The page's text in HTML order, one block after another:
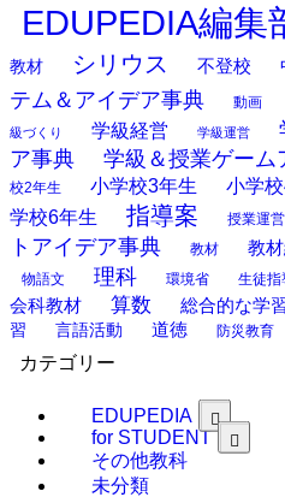
EDUPEDIA編集
教材
シリウス 不登校
テム＆アイデア事典
動画
級づくり 学級経営 学級運営
ア事典
学級＆授業ゲーム
校2年生
小学校3年生 小学
学校6年生
指導案 授業運営
トアイデア事典
教材 教
物語文 理科 環境省 生徒指
会科教材
算数 総合的な学
習
言語活動 道徳 防災教育
カテゴリー
EDUPEDIA
for STUDENT
その他教科
未分類